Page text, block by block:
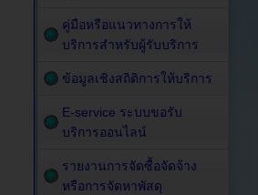
คู่มือหรือแนวทางการให้
บริการสำหรับผู้รับบริการ
ข้อมูลเชิงสถิติการให้บริการ
E-service ระบบขอรับ
บริการออนไลน์
รายงานการจัดซื้อจัดจ้าง
หรือการจัดหาพัสดุ